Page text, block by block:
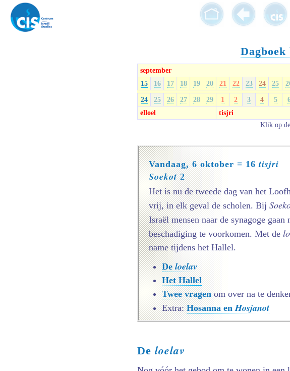
Dagboek
september
15
16 17 18 19 20 21 22 23 24 25
24
25 26 27 28 29 1 2 3 4 5
elloel
tisjri
Klik op
Vandaag, 6 oktober = 16tisjri
Soekot2
Het is nu de tweede dag van het
vrij, in elk geval de scholen. Bij
Israël mensen naar de synagoge gaan
beschadiging te voorkomen. Met de
name tijdens het Hallel.
Deloelav
Het Hallel
Twee vragen om over na te
Extra:Hosanna en Hosjanot
De loelav